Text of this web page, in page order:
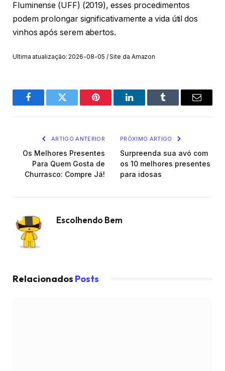
Fluminense (UFF) (2019), esses procedimentos
podem prolongar significativamente a vida útil dos
vinhos após serem abertos.
Ultima atualização: 2026-08-05 / Site da Amazon
FacebookTwitter Pinterest O
Tumblr
E-
ARTIGO ANTERIOR
Os Melhores Presentes
Para Quem Gosta de
Churrasco: Compre Já!
PRÓXIMO ARTIGO
Surpreenda sua avó com
os 10 melhores presentes
para idosas
Escolhendo Bem
Relacionados Posts